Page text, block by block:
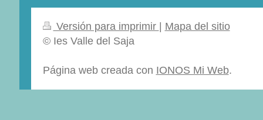
Versión para imprimir | Mapa del sitio
© Ies Valle del Saja
Página web creada con IONOS Mi Web.